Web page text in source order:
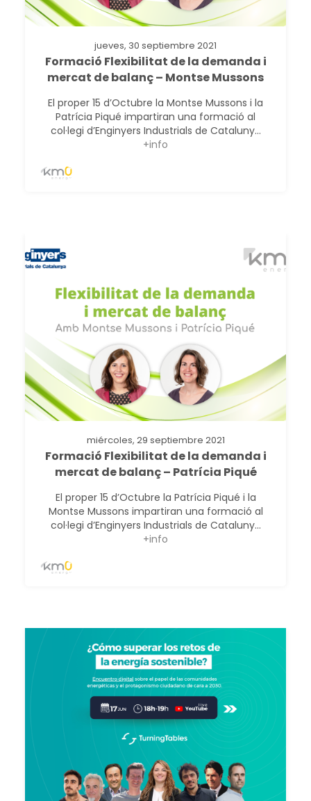
jueves, 30 septiembre 2021
Formació Flexibilitat de la demanda i
mercat de balanç – Montse Mussons
El proper 15 d’Octubre la Montse Mussons i la
Patrícia Piqué impartiran una formació al
col·legi d’Enginyers Industrials de Cataluny...
+info
miércoles, 29 septiembre 2021
Formació Flexibilitat de la demanda i
mercat de balanç – Patrícia Piqué
El proper 15 d’Octubre la Patrícia Piqué i la
Montse Mussons impartiran una formació al
col·legi d’Enginyers Industrials de Cataluny...
+info